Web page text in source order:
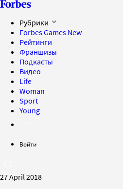
Рубрики
Forbes Games New
Рейтинги
Франшизы
Подкасты
Видео
Life
Woman
Sport
Young
Войти
27 April 2018